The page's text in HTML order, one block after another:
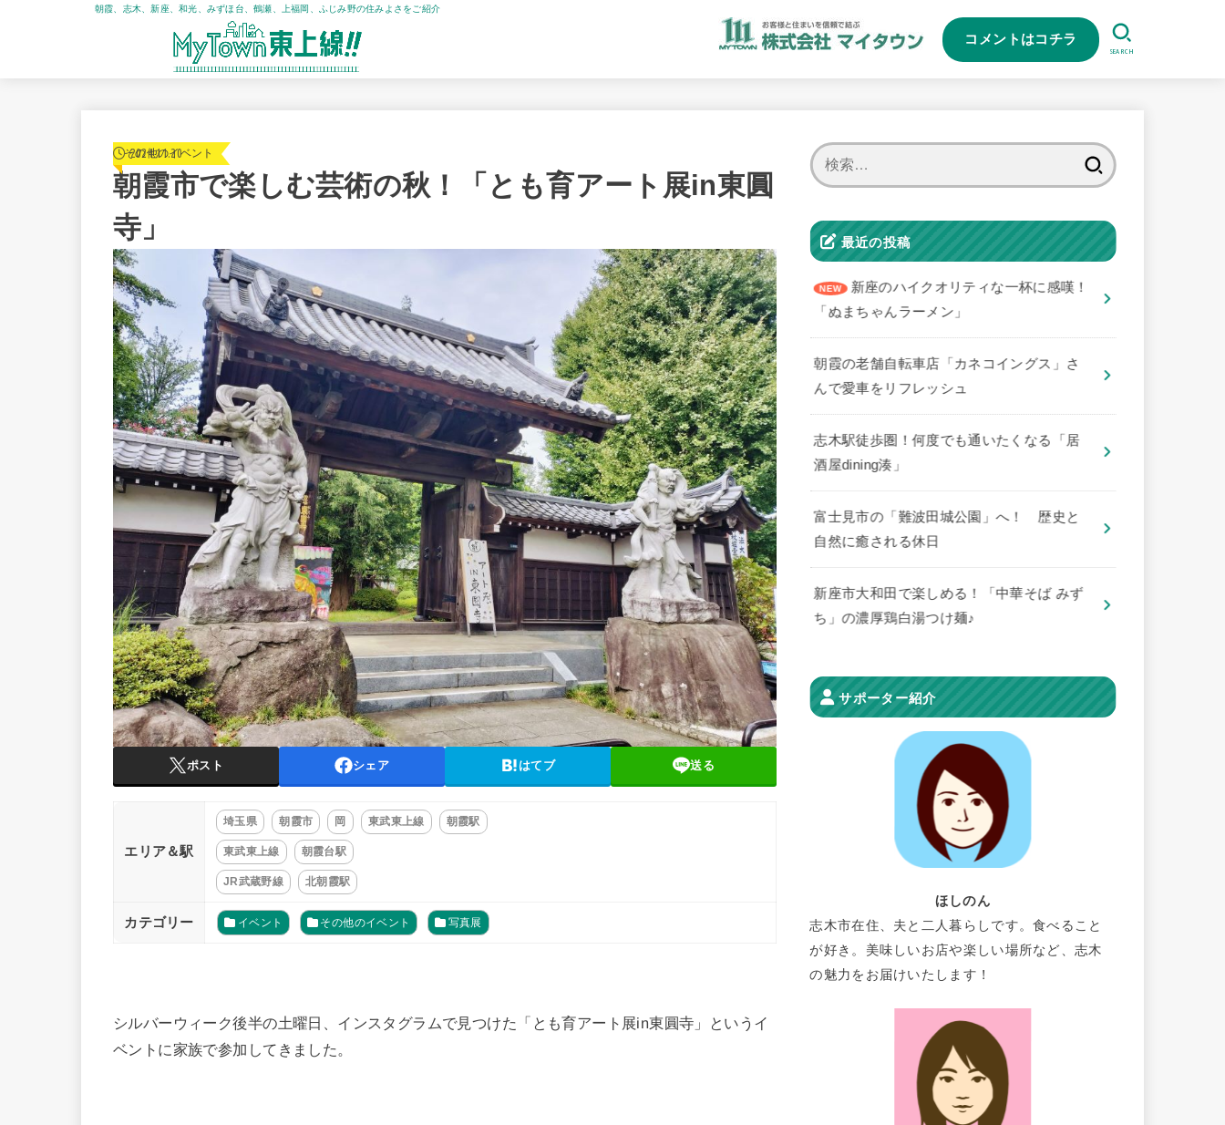
朝霞、志木、新座、和光、みずほ台、鶴瀬、上福岡、ふじみ野の住みよさをご紹介
コメントはコチラ
SEARCH
その他のイベント
2024.11.20
朝霞市で楽しむ芸術の秋！「とも育アート展in東圓
寺」
ポスト シェア はてブ 送る
エリア＆駅
埼玉県 朝霞市 岡 東武東上線 朝霞駅
東武東上線 朝霞台駅
JR武蔵野線 北朝霞駅
カテゴリー イベント その他のイベント 写真展
シルバーウィーク後半の土曜日、インスタグラムで見つけた「とも育アート展in東圓寺」というイ
ベントに家族で参加してきました。
最近の投稿
新座のハイクオリティな一杯に感嘆！
「ぬまちゃんラーメン」
朝霞の老舗自転車店「カネコイングス」さ
んで愛車をリフレッシュ
志木駅徒歩圏！何度でも通いたくなる「居
酒屋dining湊」
​富士見市の「難波田城公園」へ！ 歴史と
自然に癒される休日
新座市大和田で楽しめる！「中華そば みず
ち」の濃厚鶏白湯つけ麺♪
サポーター紹介
ほしのん
志木市在住、夫と二人暮らしです。食べること
が好き。美味しいお店や楽しい場所など、志木
の魅力をお届けいたします！